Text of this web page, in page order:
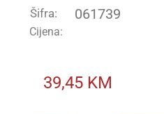
Početna – mostarski sajam 2026
Šifra:
061739
Cijena:
39,45 KM